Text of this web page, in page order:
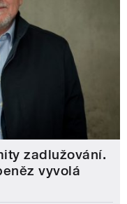
zadlužování.
vyvolá